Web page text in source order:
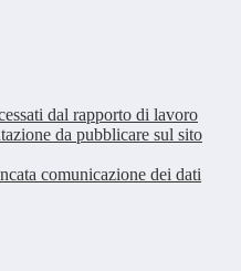
dal rapporto di lavoro
da pubblicare sul sito
comunicazione dei dati